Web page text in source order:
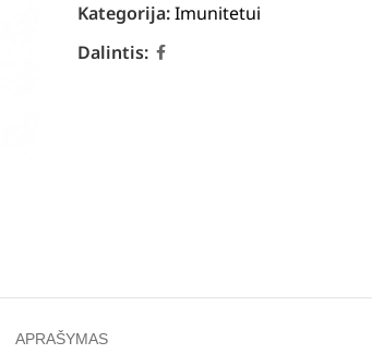
Kategorija:Imunitetui
Dalintis:
APRAŠYMAS